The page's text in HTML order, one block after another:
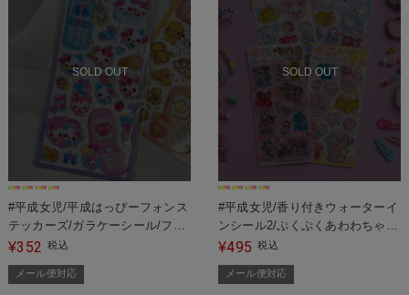
SOLD OUT
#平成女児/平成はっぴーフォンス
テッカーズ/ガラケーシール/フワ
フワらびちゃん/なっとうちゃん/
まじかるみゅーちゃん＜メール便
対応＞
¥352 税込
メール便対応
SOLD OUT
#平成女児/香り付きウォーターイ
ンシール2/ぷくぷくあわわちゃ
ん/キラウサTWINS/チャーミング
ポップス/ラブ友＜メール便対応
＞
¥495 税込
メール便対応